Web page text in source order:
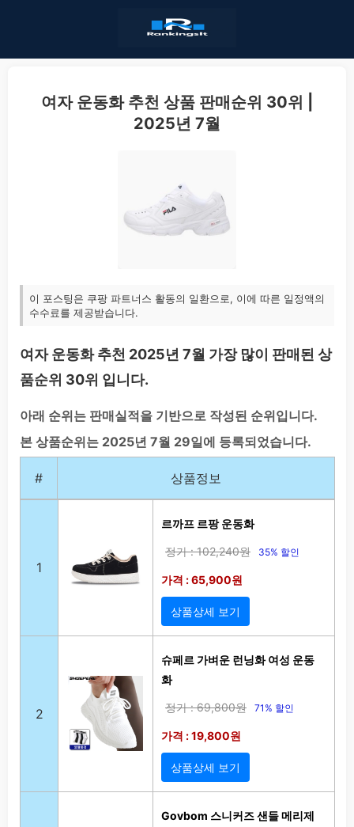
여자 운동화 추천 상품 판매순위 30위 |
2025년 7월
이 포스팅은 쿠팡 파트너스 활동의 일환으로, 이에 따른 일정액의
수수료를 제공받습니다.
여자 운동화 추천 2025년 7월 가장 많이 판매된 상
품순위 30위 입니다.
아래 순위는 판매실적을 기반으로 작성된 순위입니다.
본 상품순위는 2025년 7월 29일에 등록되었습니다.
# 상품정보
1
르까프 르팡 운동화
정가 : 102,240원 35% 할인
가격 : 65,900원
상품상세 보기
2
슈페르 가벼운 런닝화 여성 운동
화
정가 : 69,800원 71% 할인
가격 : 19,800원
상품상세 보기
Govbom 스니커즈 샌들 메리제